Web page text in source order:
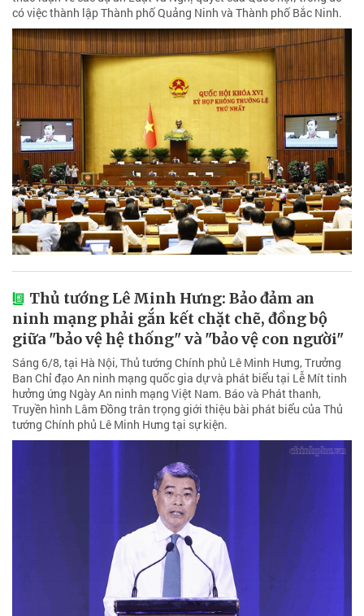
có việc thành lập Thành phố Quảng Ninh và Thành phố Bắc Ninh.
Thủ tướng Lê Minh Hưng: Bảo đảm an
ninh mạng phải gắn kết chặt chẽ, đồng bộ
giữa "bảo vệ hệ thống" và "bảo vệ con người"
Sáng 6/8, tại Hà Nội, Thủ tướng Chính phủ Lê Minh Hưng, Trưởng
Ban Chỉ đạo An ninh mạng quốc gia dự và phát biểu tại Lễ Mít tinh
hưởng ứng Ngày An ninh mạng Việt Nam. Báo và Phát thanh,
Truyền hình Lâm Đồng trân trọng giới thiệu bài phát biểu của Thủ
tướng Chính phủ Lê Minh Hưng tại sự kiện.